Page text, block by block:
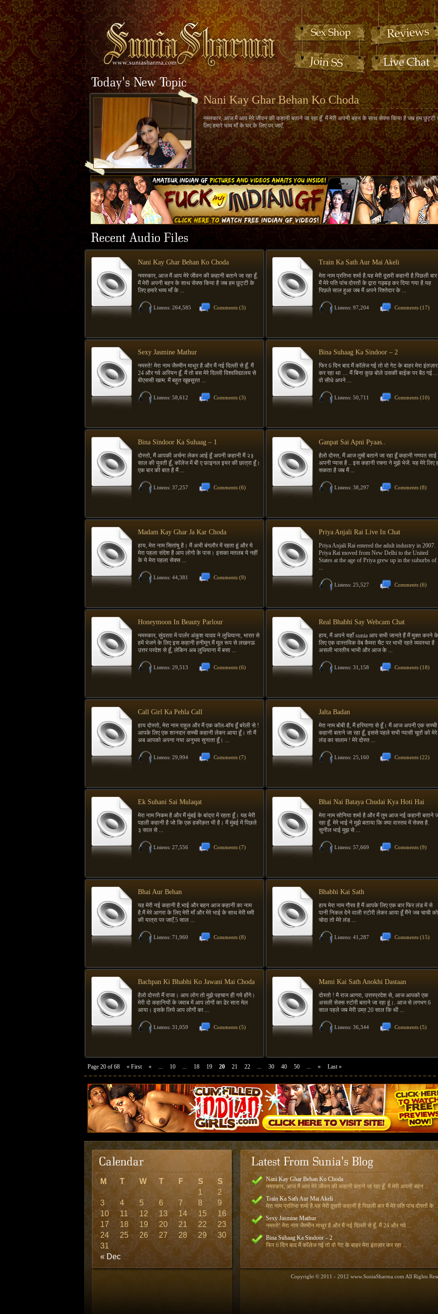
Nani Kay Ghar Behan Ko Choda
नमस्कार, आज मैं आप मेरे जीवन की कहानी बताने जा रहा हूँ. मैं मेरी अपनी बहन के साथ सेक्स किया है जब हम छुट्टी
लिए हमारे भव्य माँ के घर के लिए पर जाएँ.
Nani Kay Ghar Behan Ko Choda
नमस्कार, आज मैं आप मेरे जीवन की कहानी बताने जा रहा हूँ.
मैं मेरी अपनी बहन के साथ सेक्स किया है जब हम छुट्टी के
लिए हमारे भव्य माँ के ...
Listens: 264,585 Comments (3)
Train Ka Sath Aur Mai Akeli
मेरा नाम प्रतिभा शर्मा है.यह मेरी दूसरी कहानी है.पिछली बार
मैं मेरे पति पांच दोस्तों के द्वारा गड़बड़ कर दिया गया है.यह
पिछले साल हुआ जब मैं अपने रिश्तेदार के ...
Listens: 97,204 Comments (17)
Sexy Jasmine Mathur
नमस्ते! मेरा नाम जैस्मीन माथुर है और मैं नई दिल्ली से हूँ. मैं
24 और गर्व अरियन हूँ. मैं तो बस मेरे दिल्ली विश्वविद्यालय से
बीएससी खत्म. मैं बहुत खूबसूरत ...
Listens: 58,612 Comments (3)
Bina Suhaag Ka Sindoor – 2
फिर 6 दिन बाद मैं कॉलेज गई तो वो गेट के बाहर मेरा इंतज़ार
कर रहा था … मैं बिना कुछ बोले उसकी बाईक पर बैठ गई…
वो सीधे अपने ...
Listens: 50,711 Comments (10)
Bina Sindoor Ka Suhaag – 1
दोस्तो, मैं आपकी अर्चना लेकर आई हूँ अपनी कहानी मैं २३
साल की युवती हूँ, कॉलेज में बी ए फ़ाइनल इयर की छात्रा हूँ।
एक बार की बात है मैं ...
Listens: 37,257 Comments (6)
Ganpat Sai Apni Pyaas..
हैलो दोस्त, मैं आज तुम्हें बताने जा रहा हूँ कहानी गणपत साई
अपनी प्यास है .. इस कहानी रचना ने मुझे भेजें. यह मेरे लिए
सकता है जब मैं ...
Listens: 38,297 Comments (8)
Madam Kay Ghar Ja Kar Choda
हाय, मेरा नाम सितांषु है। मैं अभी बंगलौर में रहता हूं और ये
मेरा पहला संदेश है आप लोगो के पास। इसका मतलब ये नहीं
के ये मेरा पहला सेक्स ...
Listens: 44,381 Comments (9)
Priya Anjali Rai Live In Chat
Priya Anjali Rai entered the adult industry in 2007.
Priya Rai moved from New Delhi to the United
States at the age of Priya grew up in the suburbs of
...
Listens: 25,527 Comments (6)
Honeymoon In Beauty Parlour
नमस्कार, सुंदरता में पार्लर अंकुश यादव ने लुधियाना, भारत से
हमें भेजने के लिए इस कहानी हनीमून.मैं मूल रूप से लखनऊ
उत्तर परदेश से हूँ, लेकिन अब लुधियाना में बसा ...
Listens: 29,513 Comments (6)
Real Bhabhi Say Webcam Chat
हाय, मैं अपने यहाँ sunia आप सभी जानते हैं मैं मुक्त करने के
लिए एक वास्तविक वेब कैमरा चैट पर भाभी रहते व्यवस्था है
असली भारतीय भाभी और आज के ...
Listens: 31,158 Comments (18)
Call Girl Ka Pehla Call
हाय दोस्तो, मेरा नाम राहुल और मैं एक कॉल-बॉय हूँ बरेली से !
आपके लिए एक शानदार सच्ची कहानी लेकर आया हूँ। तो मैं
अब आपको अपना नया अनुभव सुनाता हूँ। ...
Listens: 29,994 Comments (7)
Jalta Badan
मेरा नाम बोबी है, मैं हरियाणा से हूँ। मैं आज अपनी एक सच्ची
कहानी बताने जा रहा हूँ, इससे पहले सभी प्यासी चूतों को मेरे
लंड का सलाम ! मेरे दोस्त ...
Listens: 25,160 Comments (22)
Ek Suhani Sai Mulaqat
मेरा नाम निकम है और मैं मुंबई के बांद्रा में रहता हूँ। यह मेरी
पहली कहानी है जो कि एक हकीक़त भी है। मैं मुंबई में पिछले
३ साल से ...
Listens: 27,556 Comments (7)
Bhai Nai Bataya Chudai Kya Hoti Hai
मेरा नाम सोनिया शर्मा है और मैं तुम आज नई कहानी बताने
रहा हूँ. मेरे भाई ने मुझे बताया कि क्या वास्तव में सेक्स है.
सुनील भाई मुझ से ...
Listens: 57,669 Comments (9)
Bhai Aur Behan
यह मेरी नई कहानी है.भाई और बहन आज कहानी का नाम
है.मैं मेरे आगरा के लिए मेरी माँ और मेरे भाई के साथ मेरी ममी
की यात्रा पर जाएँ.5 साल ...
Listens: 71,960 Comments (8)
Bhabhi Kai Sath
हाय मेरा नाम गौरव है मैं आपके लिए एक बार फिर लंड में से
पानी निकल देने वाली स्टोरी लेकर आया हूँ मैंने जब चाची को
चोदा तो मेरे लंड ...
Listens: 41,287 Comments (15)
Bachpan Ki Bhabhi Ko Jawani Mai Choda
हैलो दोस्तो मैं राजा। आप लोग तो मुझे पहचान ही गये होंगे।
मेरी दो कहानियों के जवाब में आप लोगों का ढेर सारा मेल
आया। इसके लिये आप लोगों का ...
Listens: 31,059 Comments (5)
Mami Kai Sath Anokhi Dastaan
दोस्तो ! मै राज आगरा, उत्तरप्रदेश से, आज आपको एक
असली सेक्स स्टोरी बताने जा रहा हूं।. आज से लगभग 6
साल पहले जब मेरी उम्र 20 साल कि थी ...
Listens: 36,344 Comments (5)
Page 20 of 68 « First « ... 10 ... 18 19 20 21 22 ... 30 40 50 ... » Last »
M T W T F S S
« Dec
1
2
3
4 5 6 7 8
9
10
11 12 13 14 15
16
17
18 19 20 21 22
23
24
25 26 27 28 29
30
31
Nani Kay Ghar Behan Ko Choda
नमस्कार, आज मैं आप मेरे जीवन की कहानी बताने जा रहा हूँ. मैं मेरी अपनी बहन ...
Train Ka Sath Aur Mai Akeli
मेरा नाम प्रतिभा शर्मा है.यह मेरी दूसरी कहानी है.पिछली बार मैं मेरे पति पांच दोस्तों के
Sexy Jasmine Mathur
नमस्ते! मेरा नाम जैस्मीन माथुर है और मैं नई दिल्ली से हूँ. मैं 24 और गर्व ...
Bina Suhaag Ka Sindoor – 2
फिर 6 दिन बाद मैं कॉलेज गई तो वो गेट के बाहर मेरा इंतज़ार कर रहा ...
Copyright © 2011 - 2012 www.SuniaSharma.com All Rights